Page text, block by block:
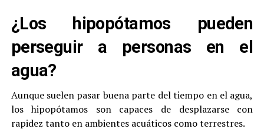
¿Los hipopótamos pueden
perseguir a personas en el
agua?
Aunque suelen pasar buena parte del tiempo en el agua,
los hipopótamos son capaces de desplazarse con
rapidez tanto en ambientes acuáticos como terrestres.